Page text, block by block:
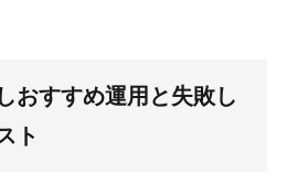
おすすめ運用と失敗し
ト